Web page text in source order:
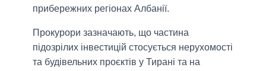
прибережних регіонах Албанії.
Прокурори зазначають, що частина
підозрілих інвестицій стосується нерухомості
та будівельних проєктів у Тирані та на